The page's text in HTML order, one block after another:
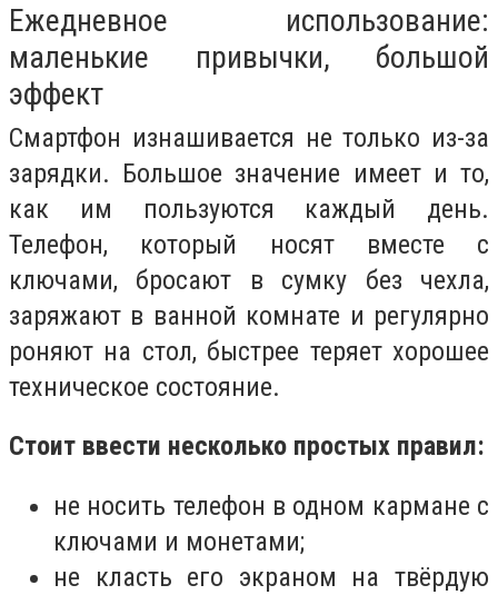
Ежедневное использование:
маленькие привычки, большой
эффект
Смартфон изнашивается не только из-за
зарядки. Большое значение имеет и то,
как им пользуются каждый день.
Телефон, который носят вместе с
ключами, бросают в сумку без чехла,
заряжают в ванной комнате и регулярно
роняют на стол, быстрее теряет хорошее
техническое состояние.
Стоит ввести несколько простых правил:
не носить телефон в одном кармане с
ключами и монетами;
не класть его экраном на твёрдую